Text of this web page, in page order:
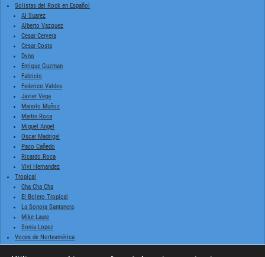
Solistas del Rock en Español
Al Suarez
Alberto Vazquez
Cesar Cervera
Cesar Costa
Dyno
Enrique Guzman
Fabricio
Federico Valdes
Javier Vega
Manolo Muñoz
Martin Roca
Miguel Angel
Oscar Madrigal
Paco Cañedo
Ricardo Roca
Vivi Hernandez
Tropical
Cha Cha Cha
El Bolero Tropical
La Sonora Santanera
Mike Laure
Sonia Lopez
Voces de Norteamérica
Billie Holiday